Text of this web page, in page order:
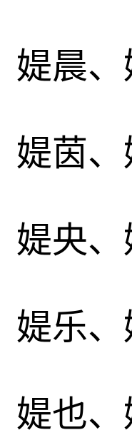
媞晨
媞茵
媞央
媞乐
媞也、